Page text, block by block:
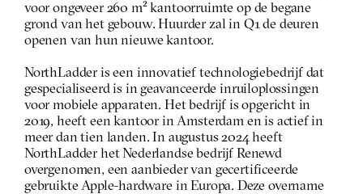
voor ongeveer 260 m² kantoorruimte op de begane
grond van het gebouw. Huurder zal in Q1 de deuren
openen van hun nieuwe kantoor.
NorthLadder is een innovatief technologiebedrijf dat
gespecialiseerd is in geavanceerde inruiloplossingen
voor mobiele apparaten. Het bedrijf is opgericht in
2019, heeft een kantoor in Amsterdam en is actief in
meer dan tien landen. In augustus 2024 heeft
NorthLadder het Nederlandse bedrijf Renewd
overgenomen, een aanbieder van gecertificeerde
gebruikte Apple-hardware in Europa. Deze overname